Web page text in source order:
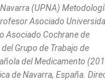
(UPNA)
Asociado
Asociado Cochrane de
Grupo de Trabajo de
del Medicamento
de Navarra, España.